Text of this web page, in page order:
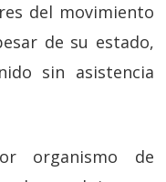
del movimiento
de su estado,
sin asistencia
organismo de